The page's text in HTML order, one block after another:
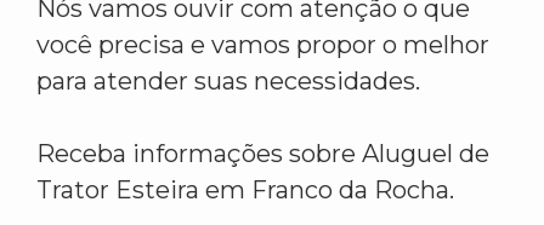
Nós vamos ouvir com atenção o que
você precisa e vamos propor o melhor
para atender suas necessidades.
Receba informações sobre Aluguel de
Trator Esteira em Franco da Rocha.